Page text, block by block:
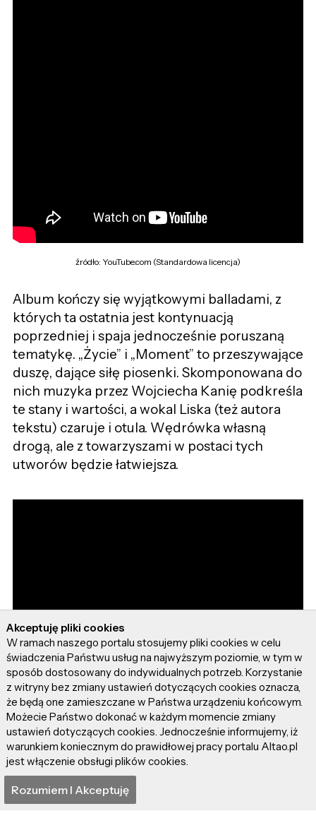
źródło: YouTube.com (Standardowa licencja)
Album kończy się wyjątkowymi balladami, z
których ta ostatnia jest kontynuacją
poprzedniej i spaja jednocześnie poruszaną
tematykę. „Życie” i „Moment” to przeszywające
duszę, dające siłę piosenki. Skomponowana do
nich muzyka przez Wojciecha Kanię podkreśla
te stany i wartości, a wokal Liska (też autora
tekstu) czaruje i otula. Wędrówka własną
drogą, ale z towarzyszami w postaci tych
utworów będzie łatwiejsza.
Akceptuję pliki cookies
W ramach naszego portalu stosujemy pliki cookies w celu
świadczenia Państwu usług na najwyższym poziomie, w tym w
sposób dostosowany do indywidualnych potrzeb. Korzystanie
z witryny bez zmiany ustawień dotyczących cookies oznacza,
że będą one zamieszczane w Państwa urządzeniu końcowym.
Możecie Państwo dokonać w każdym momencie zmiany
ustawień dotyczących cookies. Jednocześnie informujemy, iż
warunkiem koniecznym do prawidłowej pracy portalu Altao.pl
jest włączenie obsługi plików cookies.
Rozumiem I Akceptuję